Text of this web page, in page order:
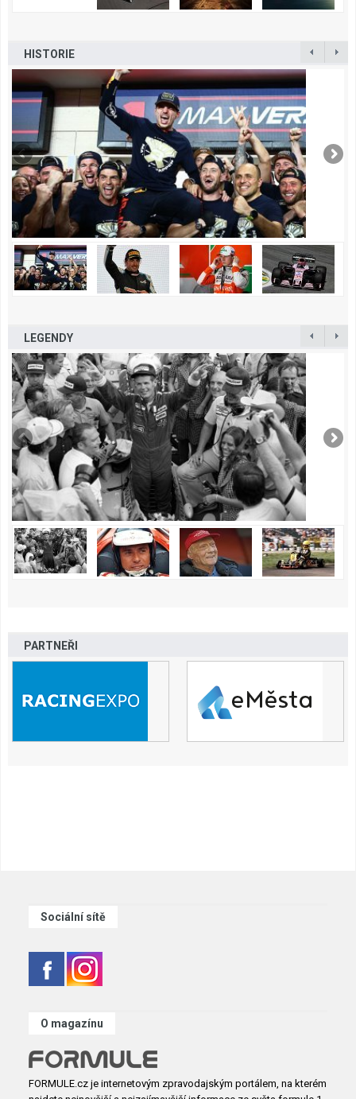
HISTORIE
LEGENDY
PARTNEŘI
Sociální sítě
O magazínu
FORMULE.cz je internetovým zpravodajským portálem, na kterém